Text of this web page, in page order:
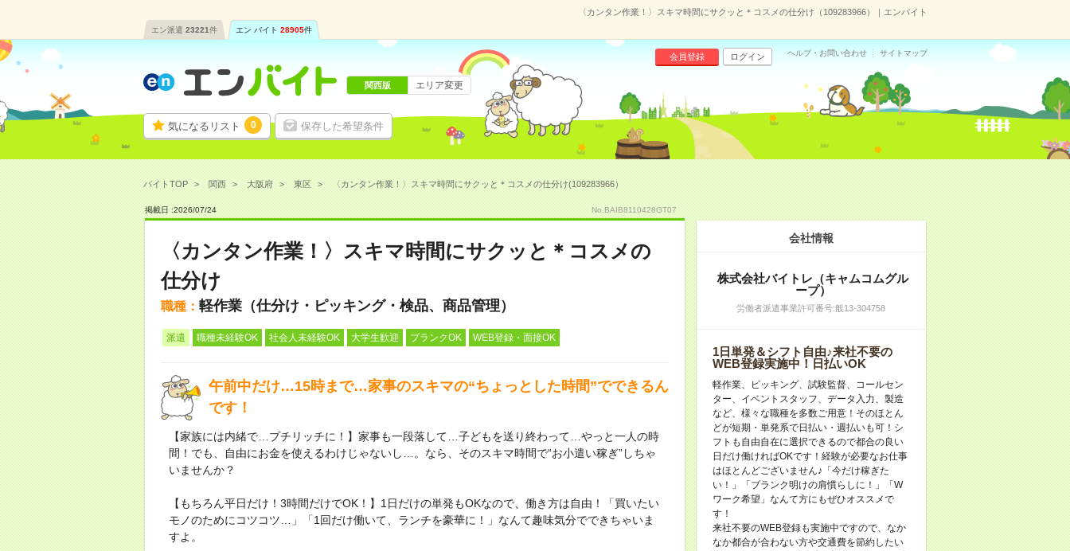
〈カンタン作業！〉スキマ時間にサクッと＊コスメの仕分け（109283966）｜エンバイト
エン派遣 23221件 エン バイト 28905件
気になるリスト 0 保存した希望条件
会員登録 ログイン ヘルプ・お問い合わせ サイトマップ
関西版 エリア変更
バイトTOP 関西 大阪府 東区 〈カンタン作業！〉スキマ時間にサクッと＊コスメの仕分け(109283966）
掲載日 :2026/07/24 No.BAIB8110428GT07
〈カンタン作業！〉スキマ時間にサクッと＊コスメの
仕分け
職種： 軽作業（仕分け・ピッキング・検品、商品管理）
派遣 職種未経験OK 社会人未経験OK 大学生歓迎 ブランクOK WEB登録・面接OK
午前中だけ…15時まで…家事のスキマの“ちょっとした時間”でできるん
です！
【家族には内緒で…プチリッチに！】家事も一段落して…子どもを送り終わって…やっと一人の時
間！でも、自由にお金を使えるわけじゃないし…。なら、そのスキマ時間で“お小遣い稼ぎ”しちゃ
いませんか？
【もちろん平日だけ！3時間だけでOK！】1日だけの単発もOKなので、働き方は自由！「買いたい
モノのためにコツコツ…」「1回だけ働いて、ランチを豪華に！」なんて趣味気分でできちゃいま
すよ。
会社情報
株式会社バイトレ（キャムコムグル
ープ）
労働者派遣事業許可番号:般13-304758
1日単発＆シフト自由♪来社不要の
WEB登録実施中！日払いOK
軽作業、ピッキング、試験監督、コールセン
ター、イベントスタッフ、データ入力、製造
など、様々な職種を多数ご用意！そのほとん
どが短期・単発系で日払い・週払いも可！シ
フトも自由自在に選択できるので都合の良い
日だけ働ければOKです！経験が必要なお仕事
はほとんどございません♪「今だけ稼ぎた
い！」「ブランク明けの肩慣らしに！」「W
ワーク希望」なんて方にもぜひオススメで
す！
来社不要のWEB登録も実施中ですので、なか
なか都合が合わない方や交通費を節約したい